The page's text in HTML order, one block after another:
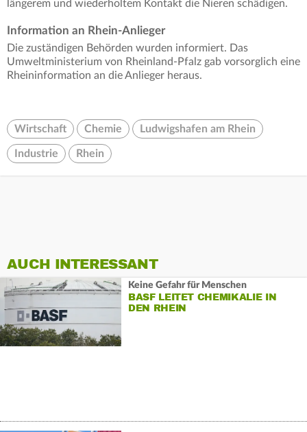
längerem und wiederholtem Kontakt die Nieren schädigen.
Information an Rhein-Anlieger
Die zuständigen Behörden wurden informiert. Das
Umweltministerium von Rheinland-Pfalz gab vorsorglich eine
Rheininformation an die Anlieger heraus.
Wirtschaft Chemie Ludwigshafen am Rhein
Industrie Rhein
AUCH INTERESSANT
Keine Gefahr für Menschen
BASF LEITET CHEMIKALIE IN
DEN RHEIN